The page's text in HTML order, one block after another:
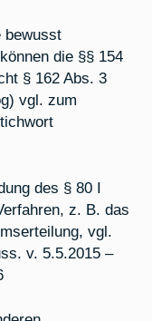
bewusst
die §§ 154
§ 162 Abs. 3
vgl. zum
des § 80 I
z. B. das
vgl.
v. 5.5.2015 –